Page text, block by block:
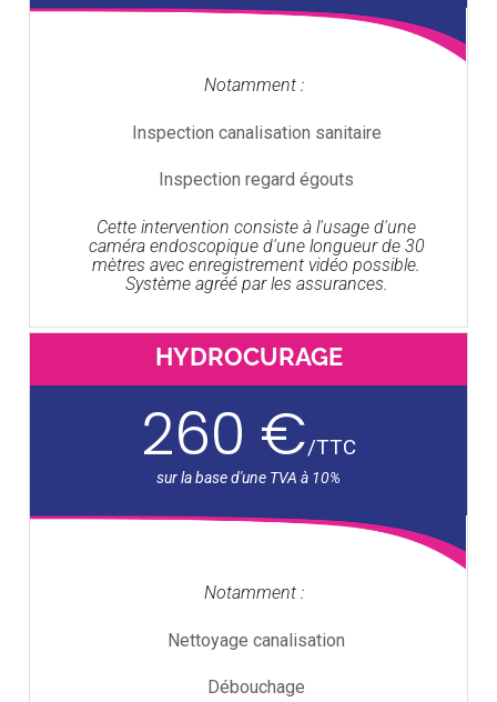
Notamment :
Inspection canalisation sanitaire
Inspection regard égouts
Cette intervention consiste à l'usage d'une
caméra endoscopique d'une longueur de 30
mètres avec enregistrement vidéo possible.
Système agréé par les assurances.
HYDROCURAGE
260 €/TTC
Notamment :
Nettoyage canalisation
Débouchage